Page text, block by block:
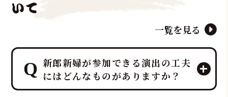
いて
一覧を見る
新郎新婦が参加できる演出の工夫
にはどんなものがありますか？